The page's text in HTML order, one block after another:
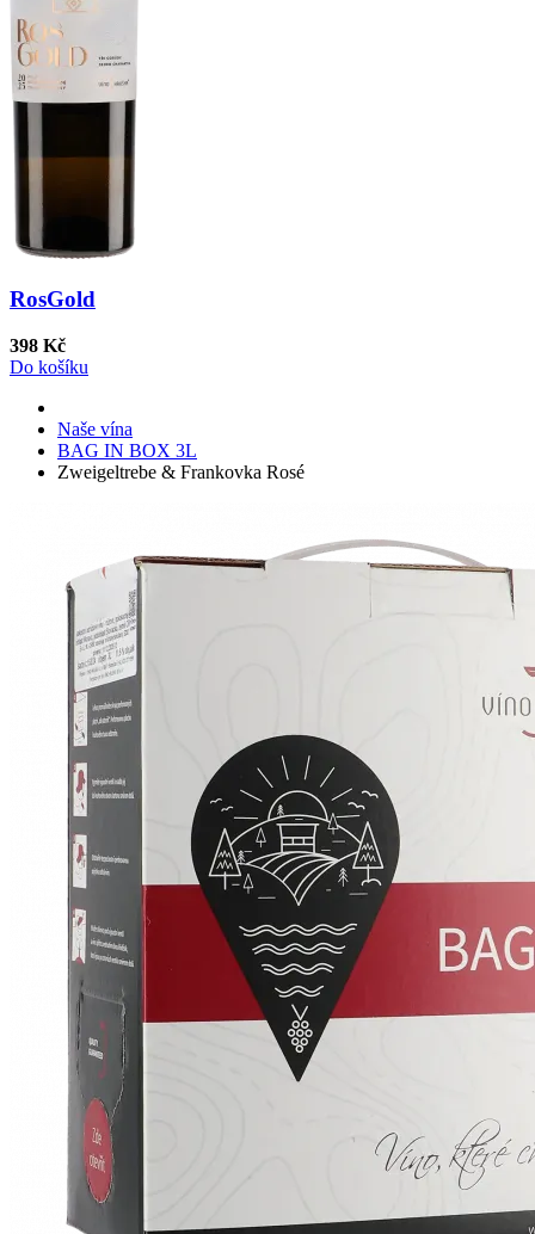
RosGold
398 Kč
Do košíku
Naše vína
BAG IN BOX 3L
Zweigeltrebe & Frankovka Rosé